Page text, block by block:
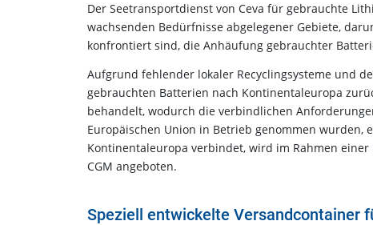
Der Seetransportdienst von Ceva für gebrauchte
wachsenden Bedürfnisse abgelegener Gebiete,
konfrontiert sind, die Anhäufung gebrauchter
Aufgrund fehlender lokaler Recyclingsysteme und
gebrauchten Batterien nach Kontinentaleuropa
behandelt, wodurch die verbindlichen
Europäischen Union in Betrieb genommen
Kontinentaleuropa verbindet, wird im Rahmen
CGM angeboten.
Speziell entwickelte Versandcontainer